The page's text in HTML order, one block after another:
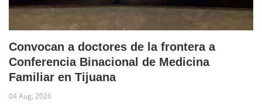
Convocan a doctores de la frontera a
Conferencia Binacional de Medicina
Familiar en Tijuana
04 Aug, 2026